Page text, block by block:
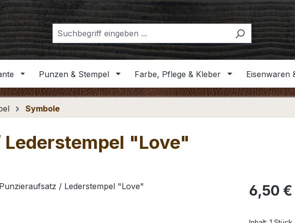
Punzen & Stempel Farbe, Pflege & Kleber Eisenwaren
Symbole
"Love"
Regulärer
6,50 €